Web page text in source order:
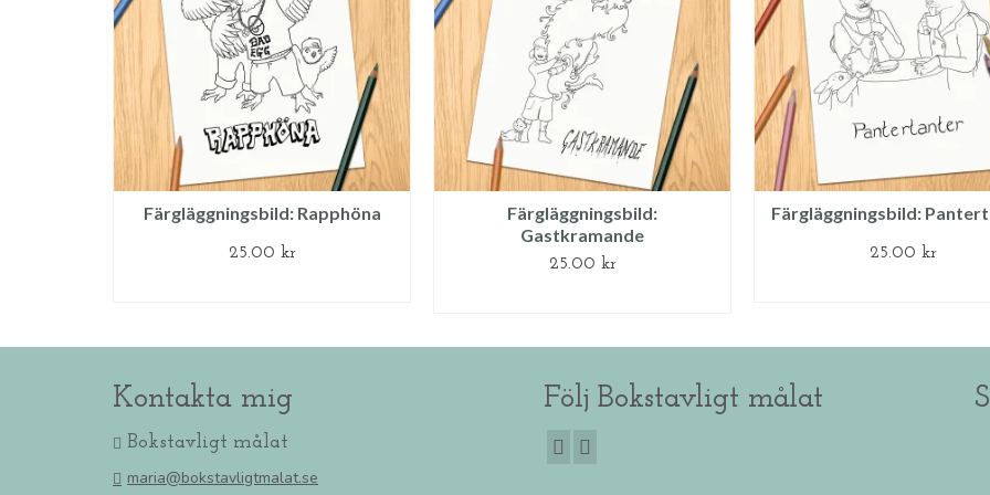
Färgläggningsbild: Rapphöna
25.00 kr
Färgläggningsbild:
Gastkramande
25.00 kr
Färgläggningsbild:
25.00 kr
Kontakta mig
Bokstavligt målat
maria@bokstavligtmalat.se
Följ Bokstavligt målat